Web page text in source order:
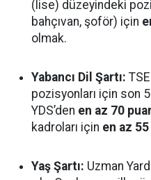
(lise) düzeyindeki
bahçıvan, şoför) için
olmak.
Yabancı Dil Şartı:
pozisyonları için son
YDS’den en az 70
kadroları için en az
Yaş Şartı: Uzman